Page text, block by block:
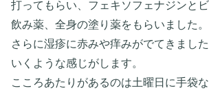
打ってもらい、フェキソフェナジンと
飲み薬、全身の塗り薬をもらいました。
さらに湿疹に赤みや痒みがでてきまし
いくような感じがします。
こころあたりがあるのは土曜日に手袋